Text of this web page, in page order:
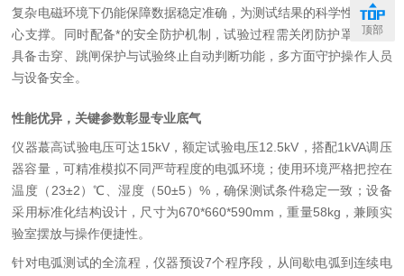
复杂电磁环境下仍能保障数据稳定准确，为测试结果的科学性提供核
心支撑。同时配备*的安全防护机制，试验过程需关闭防护罩操作，
具备击穿、跳闸保护与试验终止自动判断功能， 多方面守护操作人员
与设备安全。
性能优异，关键参数彰显专业底气
仪器蕞高试验电压可达15kV，额定试验电压12.5kV ，搭配1kVA调压
器容量，可精准模拟不同严苛程度的电弧环境；使用环境严格把控在
温度（ 23±2）℃ 、湿度（50±5 ）% ，确保测试条件稳定一致；设备
采用标准化结构设计，尺寸为670*660*590mm ，重量58kg ，兼顾实
验室摆放与操作便捷性。
针对电弧测试的全流程，仪器预设7个程序段，从间歇电弧到连续电
顶部